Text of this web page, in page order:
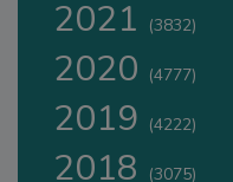
2021 (3832)
2020 (4777)
2019 (4222)
2018 (3075)